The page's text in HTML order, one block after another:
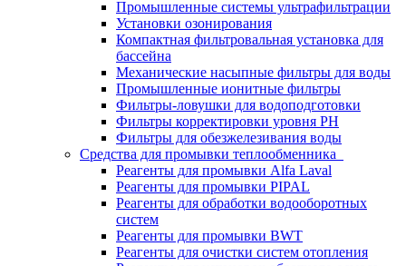
Промышленные системы ультрафильтрации
Установки озонирования
Компактная фильтровальная установка для
бассейна
Механические насыпные фильтры для воды
Промышленные ионитные фильтры
Фильтры-ловушки для водоподготовки
Фильтры корректировки уровня PH
Фильтры для обезжелезивания воды
Средства для промывки теплообменника
Реагенты для промывки Alfa Laval
Реагенты для промывки PIPAL
Реагенты для обработки водооборотных
систем
Реагенты для промывки BWT
Реагенты для очистки систем отопления